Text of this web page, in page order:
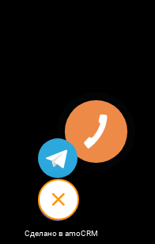
Сделано в amoCRM